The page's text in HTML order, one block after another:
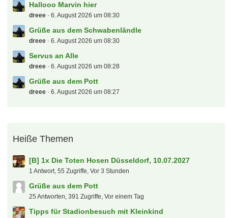
Hallooo Marvin hier
dreee 6. August 2026 um 08:30
Grüße aus dem Schwabenländle
dreee 6. August 2026 um 08:30
Servus an Alle
dreee 6. August 2026 um 08:28
Grüße aus dem Pott
dreee 6. August 2026 um 08:27
Heiße Themen
[B] 1x Die Toten Hosen Düsseldorf, 10.07.2027
1 Antwort, 55 Zugriffe, Vor 3 Stunden
Grüße aus dem Pott
25 Antworten, 391 Zugriffe, Vor einem Tag
Tipps für Stadionbesuch mit Kleinkind